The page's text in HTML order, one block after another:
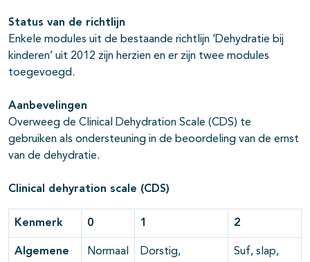
Status van de richtlijn
Enkele modules uit de bestaande richtlijn ‘Dehydratie bij
kinderen’ uit 2012 zijn herzien en er zijn twee modules
toegevoegd.
Aanbevelingen
Overweeg de Clinical Dehydration Scale (CDS) te
gebruiken als ondersteuning in de beoordeling van de ernst
van de dehydratie.
Clinical dehyration scale (CDS)
Kenmerk 0 1 2
Algemene
Normaal
Dorstig,
Suf, slap,